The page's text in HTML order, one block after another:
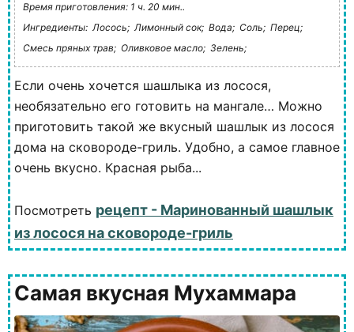
Время приготовления: 1 ч. 20 мин..
Ингредиенты: Лосось; Лимонный сок; Вода; Соль; Перец;
Смесь пряных трав; Оливковое масло; Зелень;
Если очень хочется шашлыка из лосося,
необязательно его готовить на мангале… Можно
приготовить такой же вкусный шашлык из лосося
дома на сковороде-гриль. Удобно, а самое главное
очень вкусно. Красная рыба...
Посмотреть рецепт - Маринованный шашлык
из лосося на сковороде-гриль
Самая вкусная Мухаммара